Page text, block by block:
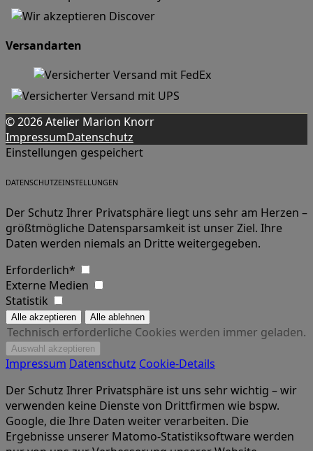
Versandarten
© 2026 Atelier Marion Knorr
ImpressumDatenschutz
Einstellungen gespeichert
DATENSCHUTZEINSTELLUNGEN
Der Schutz Ihrer Privatsphäre liegt uns sehr am Herzen –
größtmögliche Datensparsamkeit ist unser Ziel. Ihre
Daten werden niemals an Dritte weitergegeben.
Erforderlich*
Externe Medien
Statistik
Technisch erforderliche Cookies werden immer geladen.
Impressum Datenschutz Cookie-Details
Der Schutz Ihrer Privatsphäre ist uns sehr wichtig – wir
verwenden keine Dienste von Drittfirmen wie bspw.
Google, die Ihre Daten weiter verarbeiten. Die
Ergebnisse unserer Matomo-Statistiksoftware werden